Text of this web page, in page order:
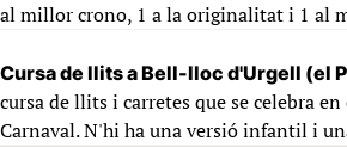
al millor crono, 1 a la originalitat i 1 al
Cursa de llits a Bell-lloc d'Urgell (el
cursa de llits i carretes que se celebra
Carnaval. N'hi ha una versió infantil i